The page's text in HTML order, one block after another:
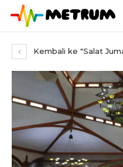
Kembali ke "Salat